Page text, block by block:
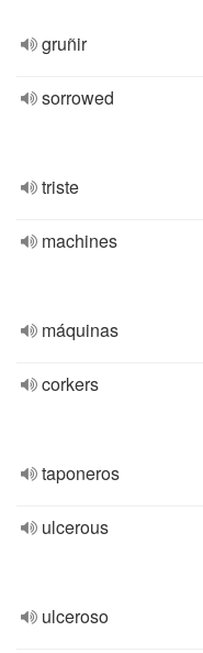
gruñir
sorrowed
triste
machines
máquinas
corkers
taponeros
ulcerous
ulceroso